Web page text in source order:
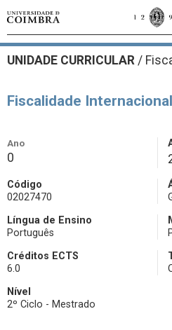
UNIDADE CURRICULAR /
Fiscalidade Internacional
Ano
0
Código
02027470
Língua de Ensino
Português
Créditos ECTS
6.0
Nível
2º Ciclo - Mestrado